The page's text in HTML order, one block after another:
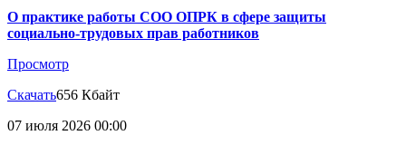
О практике работы СОО ОПРК в сфере защиты
социально-трудовых прав работников
Просмотр
Скачать656 Кбайт
07 июля 2026 00:00